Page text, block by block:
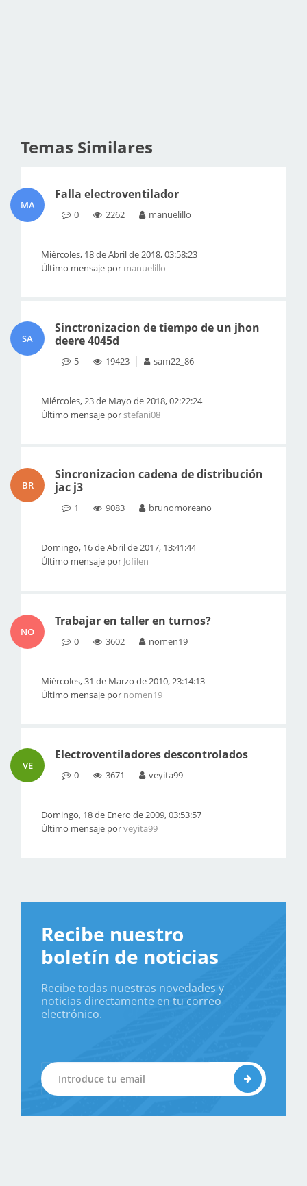
Temas Similares
MA
Falla electroventilador
0 2262 manuelillo
Miércoles, 18 de Abril de 2018, 03:58:23
Último mensaje por manuelillo
SA
Sinctronizacion de tiempo de un jhon
deere 4045d
5 19423 sam22_86
Miércoles, 23 de Mayo de 2018, 02:22:24
Último mensaje porstefani08
BR
Sincronizacion cadena de distribución
jac j3
1 9083 brunomoreano
Domingo, 16 de Abril de 2017, 13:41:44
Último mensaje por Jofilen
NO
Trabajar en taller en turnos?
0 3602 nomen19
Miércoles, 31 de Marzo de 2010, 23:14:13
Último mensaje por nomen19
VE
Electroventiladores descontrolados
0 3671 veyita99
Domingo, 18 de Enero de 2009, 03:53:57
Último mensaje porveyita99
Recibe nuestro
boletín de noticias
Recibe todas nuestras novedades y
noticias directamente en tu correo
electrónico.